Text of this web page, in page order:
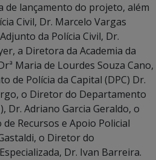
de lançamento do projeto, além
Civil, Dr. Marcelo Vargas
da Polícia Civil, Dr.
a Diretora da Academia da
Maria de Lourdes Souza Cano,
de Polícia da Capital (DPC) Dr.
o Diretor do Departamento
Dr. Adriano Garcia Geraldo, o
Recursos e Apoio Policial
o Diretor do
Dr. Ivan Barreira.